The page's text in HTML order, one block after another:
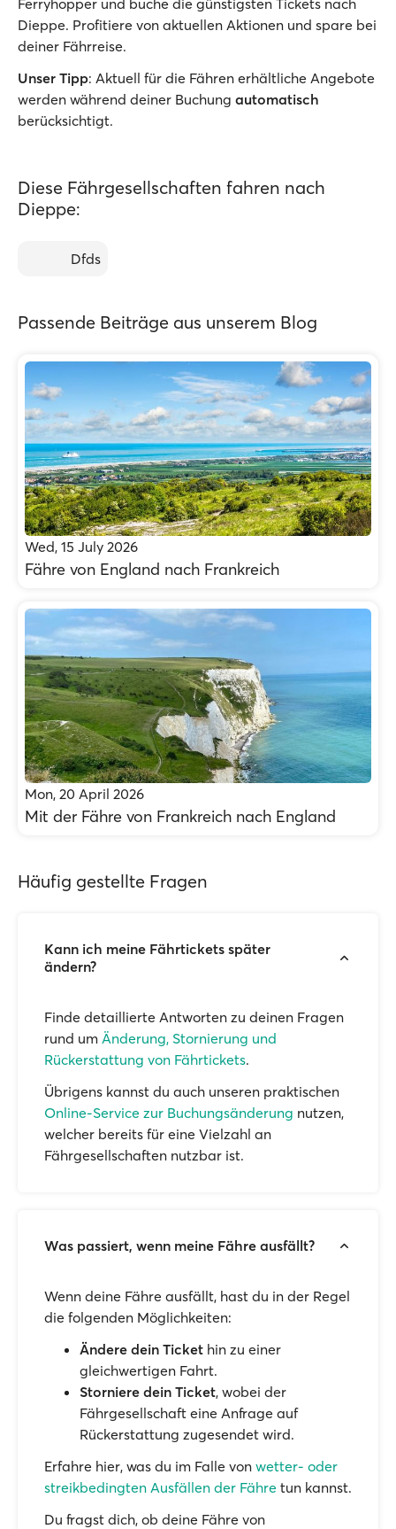
Ferryhopper und buche die günstigsten Tickets nach
Dieppe. Profitiere von aktuellen Aktionen und spare bei
deiner Fährreise.
Unser Tipp: Aktuell für die Fähren erhältliche Angebote
werden während deiner Buchung automatisch
berücksichtigt.
Diese Fährgesellschaften fahren nach
Dieppe:
Dfds
Passende Beiträge aus unserem Blog
Wed, 15 July 2026
Fähre von England nach Frankreich
Mon, 20 April 2026
Mit der Fähre von Frankreich nach England
Häufig gestellte Fragen
Kann ich meine Fährtickets später
ändern?
Finde detaillierte Antworten zu deinen Fragen
rund um Änderung, Stornierung und
Rückerstattung von Fährtickets.
Übrigens kannst du auch unseren praktischen
Online-Service zur Buchungsänderung nutzen,
welcher bereits für eine Vielzahl an
Fährgesellschaften nutzbar ist.
Was passiert, wenn meine Fähre ausfällt?
Wenn deine Fähre ausfällt, hast du in der Regel
die folgenden Möglichkeiten:
Ändere dein Ticket hin zu einer
gleichwertigen Fahrt.
Storniere dein Ticket, wobei der
Fährgesellschaft eine Anfrage auf
Rückerstattung zugesendet wird.
Erfahre hier, was du im Falle von wetter- oder
streikbedingten Ausfällen der Fähre tun kannst.
Du fragst dich, ob deine Fähre von